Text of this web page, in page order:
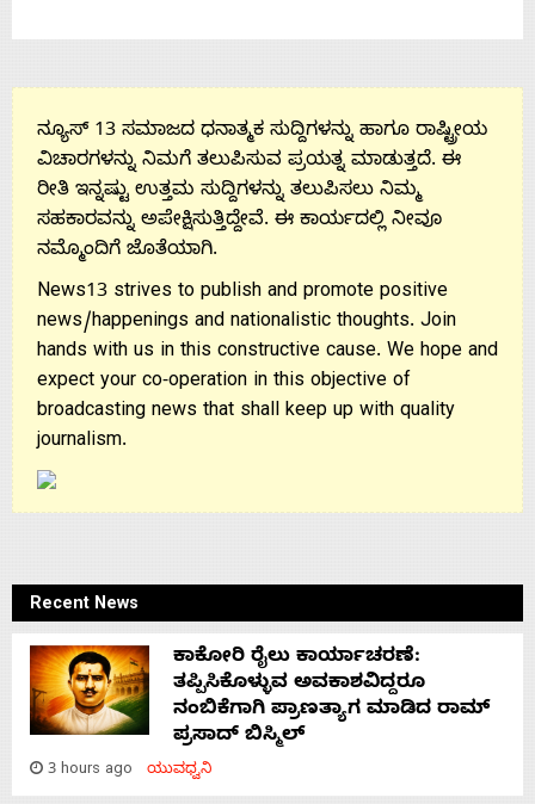
ನ್ಯೂಸ್ 13 ಸಮಾಜದ ಧನಾತ್ಮಕ ಸುದ್ದಿಗಳನ್ನು ಹಾಗೂ ರಾಷ್ಟ್ರೀಯ
ವಿಚಾರಗಳನ್ನು ನಿಮಗೆ ತಲುಪಿಸುವ ಪ್ರಯತ್ನ ಮಾಡುತ್ತದೆ. ಈ
ರೀತಿ ಇನ್ನಷ್ಟು ಉತ್ತಮ ಸುದ್ದಿಗಳನ್ನು ತಲುಪಿಸಲು ನಿಮ್ಮ
ಸಹಕಾರವನ್ನು ಅಪೇಕ್ಷಿಸುತ್ತಿದ್ದೇವೆ. ಈ ಕಾರ್ಯದಲ್ಲಿ ನೀವೂ
ನಮ್ಮೊಂದಿಗೆ ಜೊತೆಯಾಗಿ.
News13 strives to publish and promote positive
news/happenings and nationalistic thoughts. Join
hands with us in this constructive cause. We hope and
expect your co-operation in this objective of
broadcasting news that shall keep up with quality
journalism.
Recent News
ಕಾಕೋರಿ ರೈಲು ಕಾರ್ಯಾಚರಣೆ:
ತಪ್ಪಿಸಿಕೊಳ್ಳುವ ಅವಕಾಶವಿದ್ದರೂ
ನಂಬಿಕೆಗಾಗಿ ಪ್ರಾಣತ್ಯಾಗ ಮಾಡಿದ ರಾಮ್
ಪ್ರಸಾದ್ ಬಿಸ್ಮಿಲ್
3 hours ago ಯುವಧ್ವನಿ